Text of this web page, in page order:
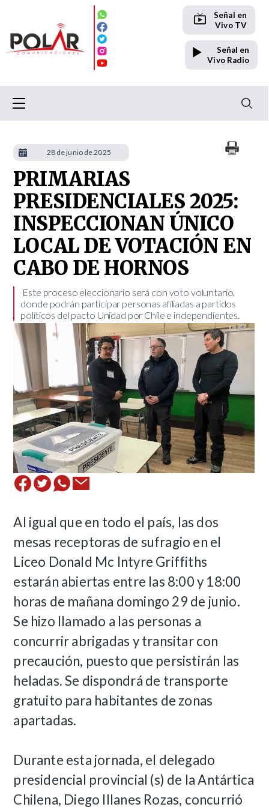
Señal en
Vivo TV
Señal en
Vivo Radio
PRIMARIAS
PRESIDENCIALES 2025:
INSPECCIONAN ÚNICO
LOCAL DE VOTACIÓN EN
CABO DE HORNOS
​ ​ Este proceso eleccionario será con voto voluntario,
donde podrán participar personas afiliadas a partidos
políticos del pacto Unidad por Chile e independientes. ​
Al igual que en todo el país, las dos
mesas receptoras de sufragio en el
Liceo Donald Mc Intyre Griffiths
estarán abiertas entre las 8:00 y 18:00
horas de mañana domingo 29 de junio.
Se hizo llamado a las personas a
concurrir abrigadas y transitar con
precaución, puesto que persistirán las
heladas. Se dispondrá de transporte
gratuito para habitantes de zonas
apartadas.
Durante esta jornada, el delegado
presidencial provincial (s) de la Antártica
Chilena, Diego Illanes Rozas, concurrió
28 de junio de 2025